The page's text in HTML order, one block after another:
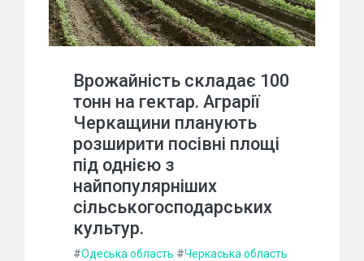
Врожайність складає 100
тонн на гектар. Аграрії
Черкащини планують
розширити посівні площі
під однією з
найпопулярніших
сільськогосподарських
культур.
#Одеська область #Черкаська область